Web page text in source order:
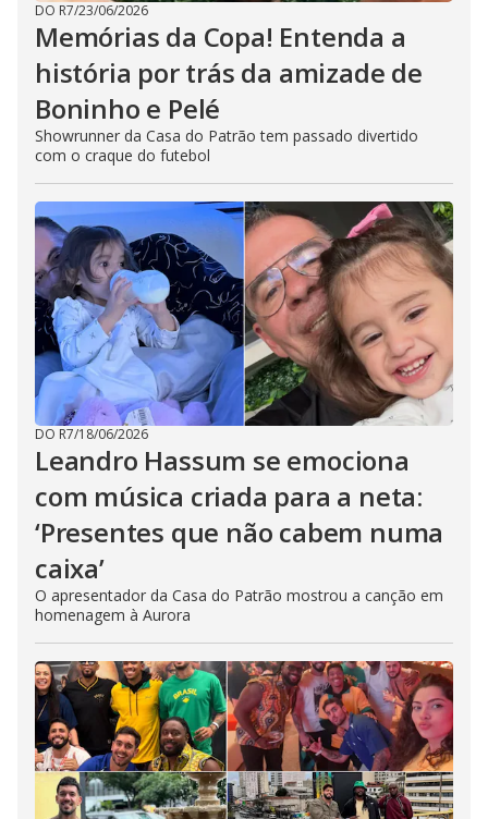
DO R7/23/06/2026
Memórias da Copa! Entenda a
história por trás da amizade de
Boninho e Pelé
Showrunner da Casa do Patrão tem passado divertido
com o craque do futebol
DO R7/18/06/2026
Leandro Hassum se emociona
com música criada para a neta:
‘Presentes que não cabem numa
caixa’
O apresentador da Casa do Patrão mostrou a canção em
homenagem à Aurora